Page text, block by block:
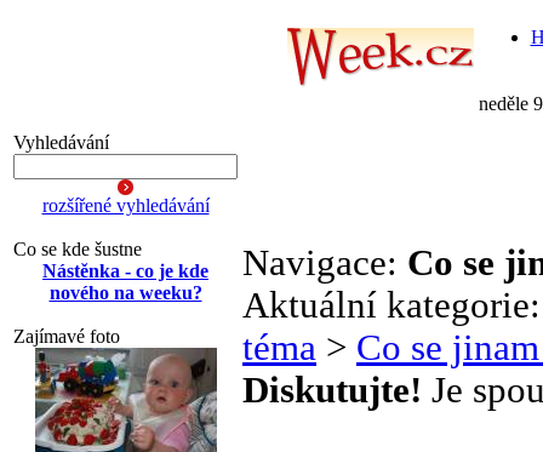
neděle
Vyhledávání
rozšířené vyhledávání
Co se kde šustne
Nástěnka - co je kde
nového na weeku?
Zajímavé foto
Navigace: Co se
Aktuální
téma > Co se
Diskutujte! Je